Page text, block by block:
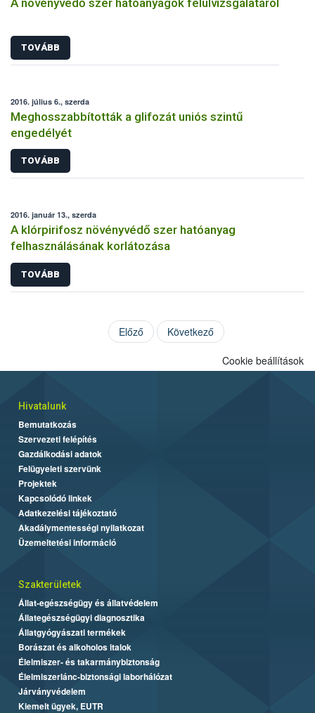
A növényvédő szer hatóanyagok felülvizsgálatáról
TOVÁBB
2016. július 6., szerda
Meghosszabbították a glifozát uniós szintű
engedélyét
TOVÁBB
2016. január 13., szerda
A klórpirifosz növényvédő szer hatóanyag
felhasználásának korlátozása
TOVÁBB
Előző Következő
Cookie beállítások
Hivatalunk
Bemutatkozás
Szervezeti felépítés
Gazdálkodási adatok
Felügyeleti szervünk
Projektek
Kapcsolódó linkek
Adatkezelési tájékoztató
Akadálymentességi nyilatkozat
Üzemeltetési információ
Szakterületek
Állat-egészségügy és állatvédelem
Állategészségügyi diagnosztika
Állatgyógyászati termékek
Borászat és alkoholos italok
Élelmiszer- és takarmánybiztonság
Élelmiszerlánc-biztonsági laborhálózat
Járványvédelem
Kiemelt ügyek, EUTR